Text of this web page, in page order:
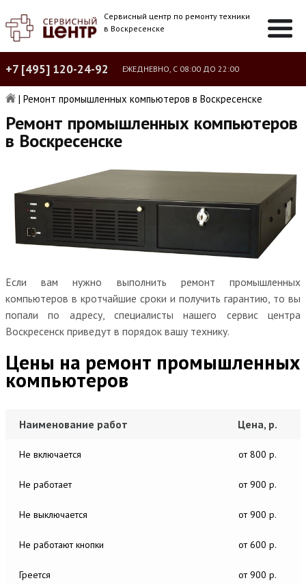
Сервисный центр по ремонту техники
в Воскресенске
+7 [495] 120-24-92 ЕЖЕДНЕВНО, С 08:00 ДО 22:00
| Ремонт промышленных компьютеров в Воскресенске
Ремонт промышленных компьютеров
в Воскресенске
Если вам нужно выполнить ремонт промышленных
компьютеров в кротчайшие сроки и получить гарантию, то вы
попали по адресу, специалисты нашего сервис центра
Воскресенск приведут в порядок вашу технику.
Цены на ремонт промышленных
компьютеров
Наименование работ Цена, р.
Не включается от 800 р.
Не работает от 900 р.
Не выключается от 900 р.
Не работают кнопки от 600 р.
Греется от 900 р.